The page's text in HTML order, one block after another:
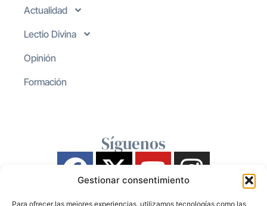
Gestionar consentimiento
Para ofrecer las mejores experiencias, utilizamos tecnologías como las
Actualidad
Lectio Divina
Opinión
Formación
Síguenos